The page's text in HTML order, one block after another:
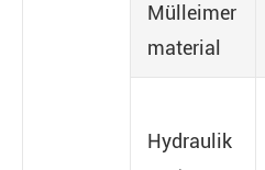
Mülleimer
material
Hydraulik